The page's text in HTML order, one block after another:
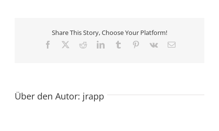
Share This Story, Choose Your Platform!
Facebook RedditLinkedInTumblr Pinterest
Vk
E-
Über den Autor: jrapp